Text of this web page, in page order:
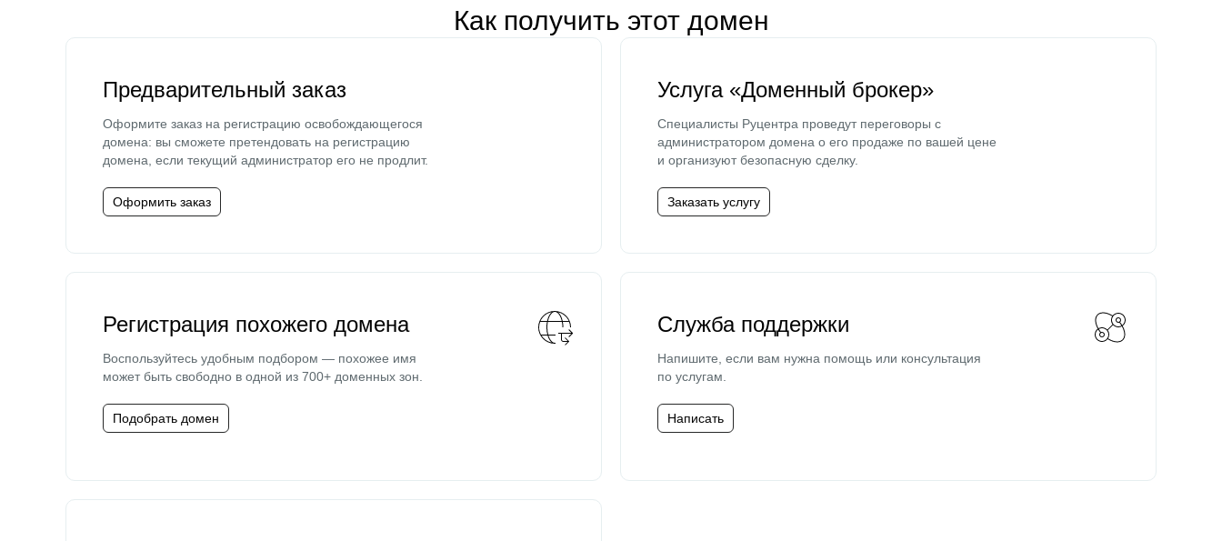
Как получить этот домен
Предварительный заказ
Оформите заказ на регистрацию освобождающегося
домена: вы сможете претендовать на регистрацию
домена, если текущий администратор его не продлит.
Оформить заказ
Услуга «Доменный брокер»
Специалисты Руцентра проведут переговоры с
администратором домена о его продаже по вашей цене
и организуют безопасную сделку.
Заказать услугу
Регистрация похожего домена
Воспользуйтесь удобным подбором — похожее имя
может быть свободно в одной из 700+ доменных зон.
Подобрать домен
Служба поддержки
Напишите, если вам нужна помощь или консультация
по услугам.
Написать